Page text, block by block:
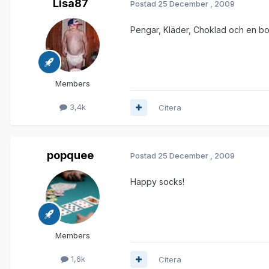
Lisa87
Members
3,4k
Postad 25 December , 2009
Pengar, Kläder, Choklad och en
Citera
popquee
Members
1,6k
Postad 25 December , 2009
Happy socks!
Citera